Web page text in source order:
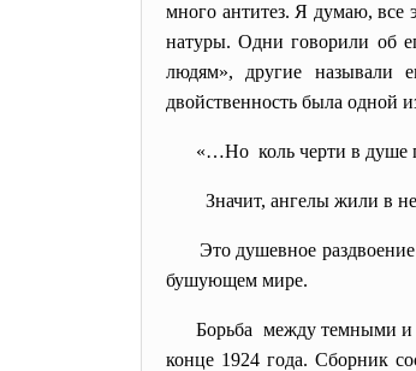
много антитез. Я думаю, все
натуры. Одни говорили об
людям», другие называли
двойственность была одной
«…Но коль черти в душе
Значит, ангелы жили в
Это душевное
бушующем мире.
Борьба между темными и
конце 1924 года. Сборник